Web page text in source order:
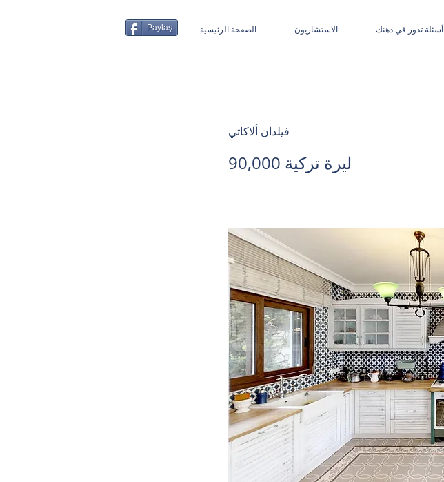
Paylaş الصفحة الرئيسية الاستشاريون أسئلة تدور في ذهنك
فيلدان ألاكاتي
90,000 ليرة تركية